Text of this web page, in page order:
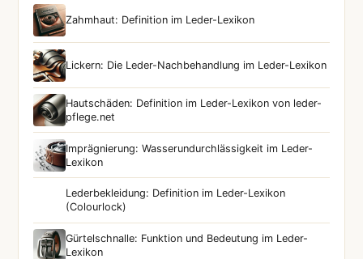
Zahmhaut: Definition im Leder-Lexikon
Lickern: Die Leder-Nachbehandlung im Leder-Lexikon
Hautschäden: Definition im Leder-Lexikon von leder-
pflege.net
Imprägnierung: Wasserundurchlässigkeit im Leder-
Lexikon
Lederbekleidung: Definition im Leder-Lexikon
(Colourlock)
Gürtelschnalle: Funktion und Bedeutung im Leder-
Lexikon